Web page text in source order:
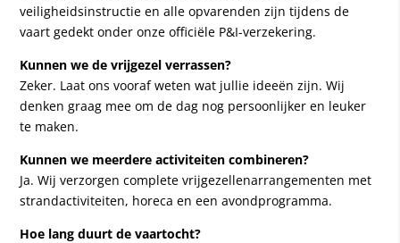
veiligheidsinstructie en alle opvarenden zijn tijdens de
vaart gedekt onder onze officiële P&I-verzekering.
Kunnen we de vrijgezel verrassen?
Zeker. Laat ons vooraf weten wat jullie ideeën zijn. Wij
denken graag mee om de dag nog persoonlijker en leuker
te maken.
Kunnen we meerdere activiteiten combineren?
Ja. Wij verzorgen complete vrijgezellenarrangementen met
strandactiviteiten, horeca en een avondprogramma.
Hoe lang duurt de vaartocht?